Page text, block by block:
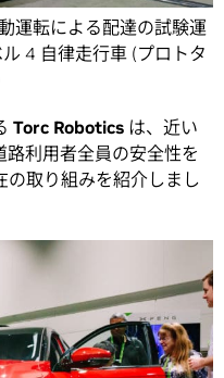
運転による配達の試験運
4 自律走行車 (プロトタ
Torc Robotics は、近い
利用者全員の安全性を
の取り組みを紹介しまし